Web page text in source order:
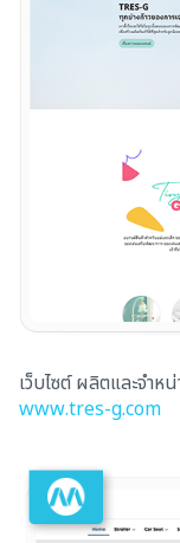
เว็บไซต์ ผลิตและจำ
www.tres-g.com